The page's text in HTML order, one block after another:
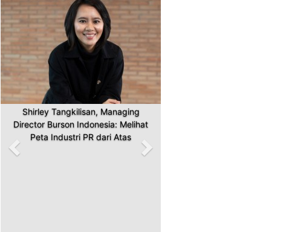
Shirley Tangkilisan, Managing
Director Burson Indonesia: Melihat
Peta Industri PR dari Atas